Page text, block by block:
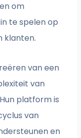
om
te spelen op
klanten.
van een
van
platform is
van
en